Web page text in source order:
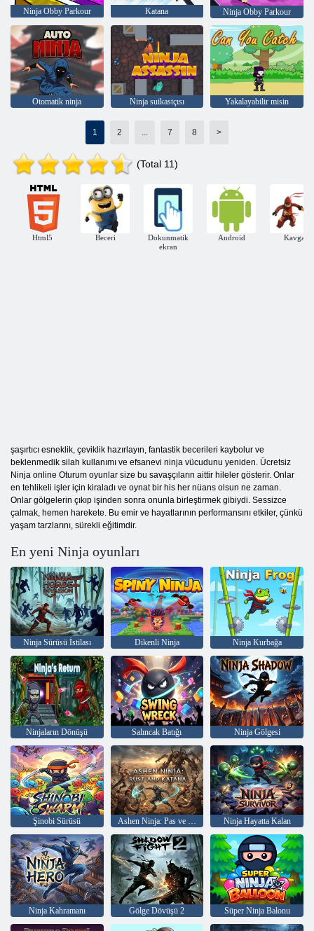
Ninja Obby Parkour Katana Ninja Obby Parkour
Otomatik ninja Ninja suikastçısı Yakalayabilir misin
1 2 ... 7 8 >
(Total 11)
Html5 Beceri
Dokunmatik
ekran
Android Kavga
şaşırtıcı esneklik, çeviklik hazırlayın, fantastik becerileri kaybolur ve
beklenmedik silah kullanımı ve efsanevi ninja vücudunu yeniden. Ücretsiz
Ninja online Oturum oyunlar size bu savaşçıların aittir hileler gösterir. Onlar
en tehlikeli işler için kiraladı ve oynat bir his her nüans olsun ne zaman.
Onlar gölgelerin çıkıp işinden sonra onunla birleştirmek gibiydi. Sessizce
çalmak, hemen harekete. Bu emir ve hayatlarının performansını etkiler, çünkü
yaşam tarzlarını, sürekli eğitimdir.
En yeni Ninja oyunları
Ninja Sürüsü İstilası Dikenli Ninja Ninja Kurbağa
Ninjaların Dönüşü Salıncak Batığı Ninja Gölgesi
Şinobi Sürüsü Ashen Ninja: Pas ve Katana Ninja Hayatta Kalan
Ninja Kahramanı Gölge Dövüşü 2 Süper Ninja Balonu